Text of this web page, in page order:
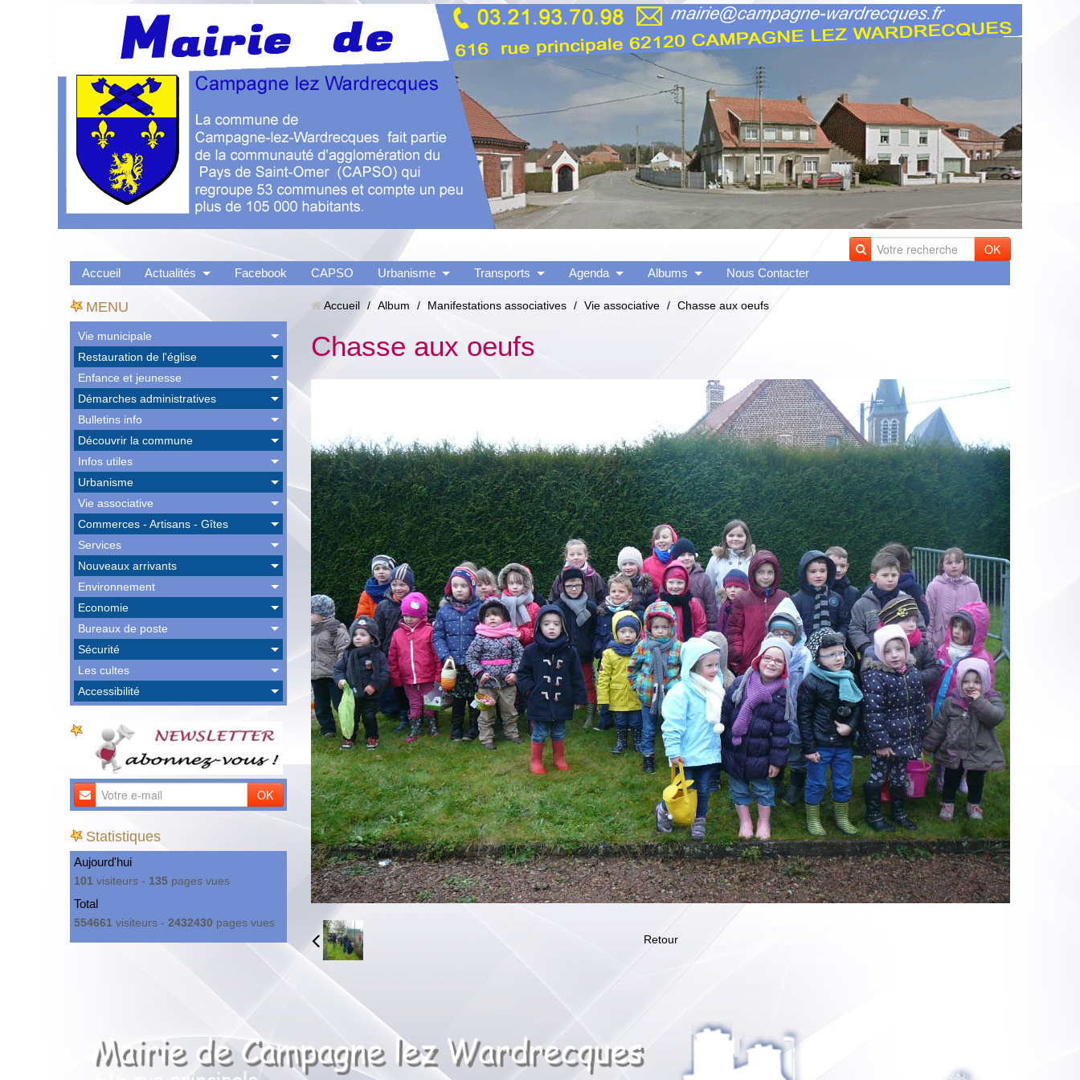
OK
Accueil Actualités Facebook CAPSO Urbanisme Transports Agenda Albums Nous Contacter
MENU
Vie municipale
Restauration de l'église
Enfance et jeunesse
Démarches administratives
Bulletins info
Découvrir la commune
Infos utiles
Urbanisme
Vie associative
Commerces - Artisans - Gîtes
Services
Nouveaux arrivants
Environnement
Economie
Bureaux de poste
Sécurité
Les cultes
Accessibilité
OK
Statistiques
Aujourd'hui
101 visiteurs - 135 pages vues
Total
554661 visiteurs - 2432430 pages vues
Accueil / Album / Manifestations associatives / Vie associative / Chasse aux oeufs
Chasse aux oeufs
Retour